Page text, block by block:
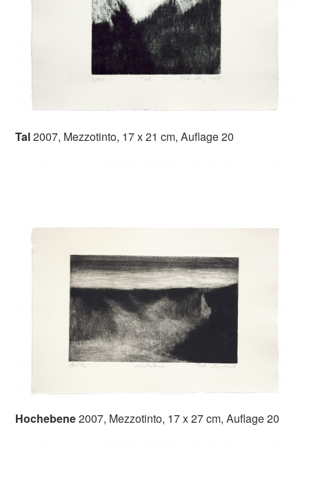
Tal2007, Mezzotinto, 17 x 21 cm, Auflage 20
Hochebene2007, Mezzotinto, 17 x 27 cm, Auflage 20